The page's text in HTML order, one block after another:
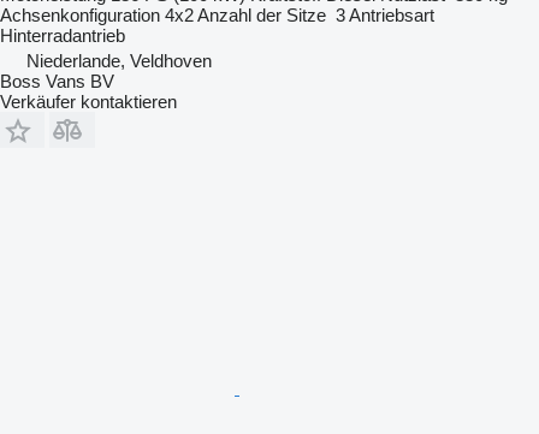
Achsenkonfiguration 4x2Anzahl der Sitze 3Antriebsart
Hinterradantrieb
Niederlande, Veldhoven
Boss Vans BV
Verkäufer kontaktieren